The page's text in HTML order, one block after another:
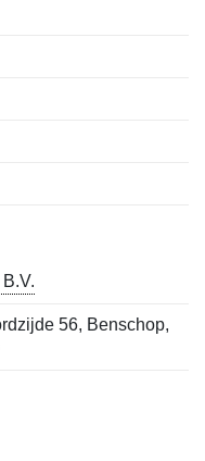
56, Benschop,